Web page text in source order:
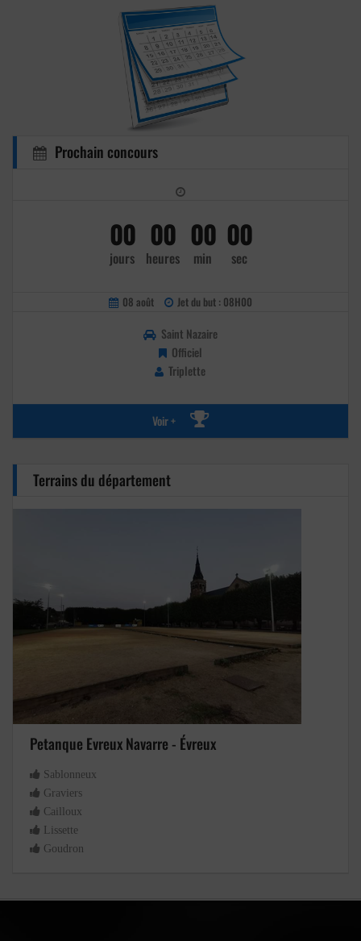
Prochain concours
00
jours
00
heures
00
min
00
sec
08 août Jet du but : 08H00
Saint Nazaire
Officiel
Triplette
Voir +
Terrains du département
Petanque Evreux Navarre - Évreux
Sablonneux
Graviers
Cailloux
Lissette
Goudron